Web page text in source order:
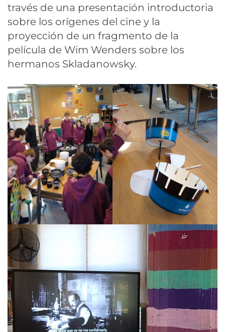
través de una presentación introductoria
sobre los orígenes del cine y la
proyección de un fragmento de la
película de Wim Wenders sobre los
hermanos Skladanowsky.